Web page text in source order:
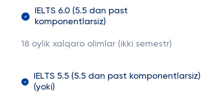
IELTS 6.0 (5.5 dan past
komponentlarsiz)
18 oylik xalqaro olimlar (ikki semestr)
IELTS 5.5 (5.5 dan past komponentlarsiz)
(yoki)